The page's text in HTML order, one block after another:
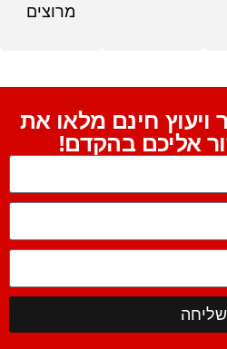
מרוצים
ויעוץ חינם מלאו את
אליכם בהקדם!
שליחה